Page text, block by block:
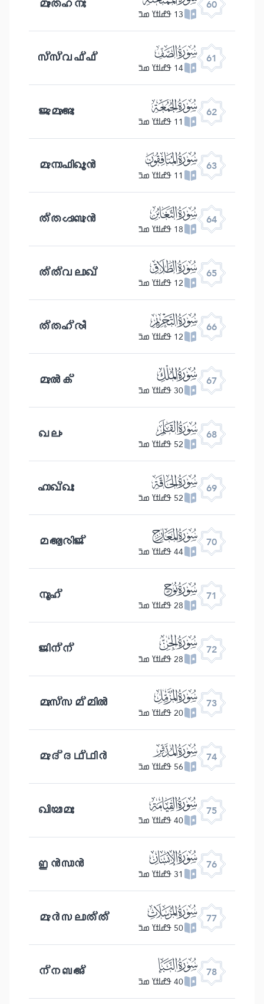
60
13 ߟߝߊߙߌ ߘߏ߫
61 ﯪ
14 ߟߝߊߙߌ ߘߏ߫ സ്സ്വഫ്ഫ്
62 ﯫ
11 ߟߝߊߙߌ ߘߏ߫ ജുമുഅഃ
63 ﯬ
11 ߟߝߊߙߌ ߘߏ߫ മുനാഫിഖൂൻ
64 ﯭ
18 ߟߝߊߙߌ ߘߏ߫ ത്തഗാബുൻ
65 ﯮ
12 ߟߝߊߙߌ ߘߏ߫ ത്ത്വലാഖ്
66 ﯯ
12 ߟߝߊߙߌ ߘߏ߫ ത്തഹ്രീം
67 ﯰ
30 ߟߝߊߙߌ ߘߏ߫ മുൽക്
68 ﯱ
52 ߟߝߊߙߌ ߘߏ߫ ഖലം
69 ﯲ
52 ߟߝߊߙߌ ߘߏ߫ ഹാഖ്ഖഃ
70 ﯳ
44 ߟߝߊߙߌ ߘߏ߫ മആരിജ്
71 ﯴ
28 ߟߝߊߙߌ ߘߏ߫ നൂഹ്
72 ﯵ
28 ߟߝߊߙߌ ߘߏ߫ ജിന്ന്
73 ﯶ
20 ߟߝߊߙߌ ߘߏ߫ മുസ്സമ്മിൽ
74 ﯷ
56 ߟߝߊߙߌ ߘߏ߫ മുദ്ദഥ്ഥിർ
75 ﯸ
40 ߟߝߊߙߌ ߘߏ߫ ഖിയാമഃ
76 ﯹ
31 ߟߝߊߙߌ ߘߏ߫ ഇൻസാൻ
77 ﯺ
50 ߟߝߊߙߌ ߘߏ߫ മുർസലാത്ത്
78 ﯻ
40 ߟߝߊߙߌ ߘߏ߫ ന്നബഅ്